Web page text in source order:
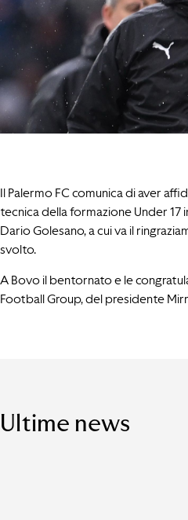
Il Palermo FC comunica di aver
tecnica della formazione Under 17
Dario Golesano, a cui va il
svolto.
A Bovo il bentornato e le
Football Group, del presidente
Ultime news